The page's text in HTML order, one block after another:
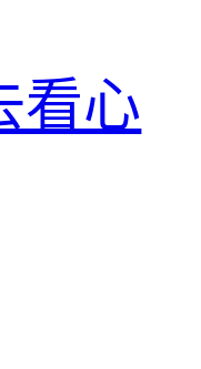
看心